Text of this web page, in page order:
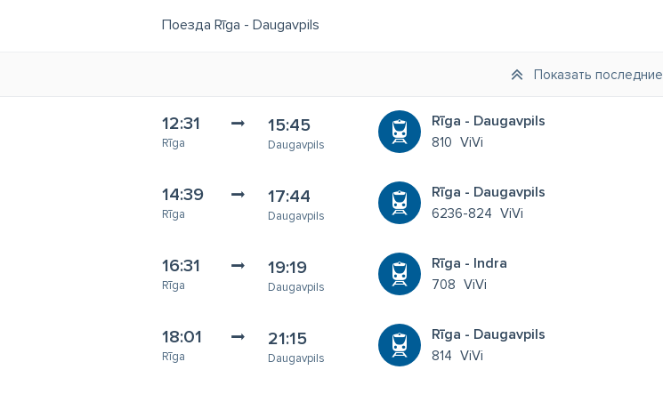
Поезда Rīga - Daugavpils
Показать последние
12:31
Rīga
15:45
Daugavpils
Rīga - Daugavpils
810 ViVi
14:39
Rīga
17:44
Daugavpils
Rīga - Daugavpils
6236-824 ViVi
16:31
Rīga
19:19
Daugavpils
Rīga - Indra
708 ViVi
18:01
Rīga
21:15
Daugavpils
Rīga - Daugavpils
814 ViVi